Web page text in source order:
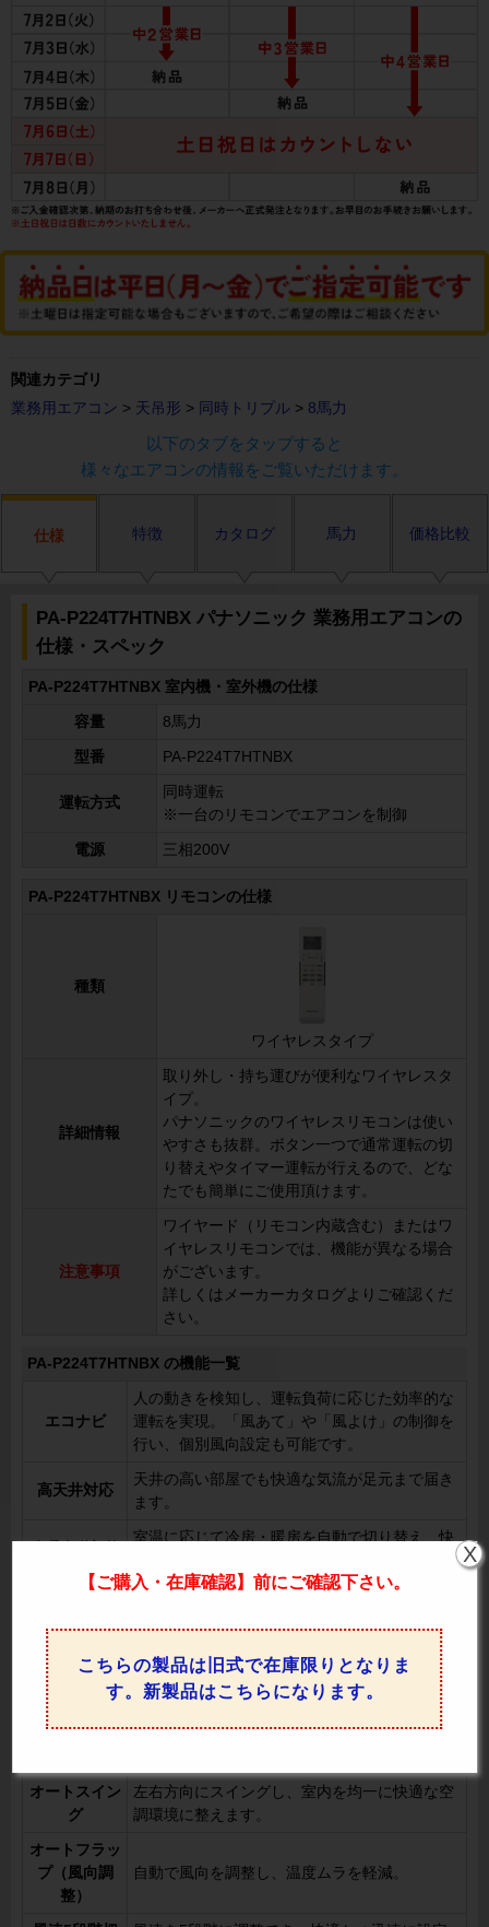
関連カテゴリ
業務用エアコン > 天吊形 > 同時トリプル > 8馬力
以下のタブをタップすると
様々なエアコンの情報をご覧いただけます。
仕様 特徴 カタログ 馬力 価格比較
PA-P224T7HTNBX パナソニック 業務用エアコンの
仕様・スペック
PA-P224T7HTNBX 室内機・室外機の仕様
容量 8馬力
型番 PA-P224T7HTNBX
運転方式
同時運転
※一台のリモコンでエアコンを制御
電源 三相200V
PA-P224T7HTNBX リモコンの仕様
種類
ワイヤレスタイプ
詳細情報
取り外し・持ち運びが便利なワイヤレスタ
イプ。
パナソニックのワイヤレスリモコンは使い
やすさも抜群。ボタン一つで通常運転の切
り替えやタイマー運転が行えるので、どな
たでも簡単にご使用頂けます。
注意事項
ワイヤード（リモコン内蔵含む）またはワ
イヤレスリモコンでは、機能が異なる場合
がございます。
詳しくはメーカーカタログよりご確認くだ
さい。
PA-P224T7HTNBX の機能一覧
エコナビ
人の動きを検知し、運転負荷に応じた効率的な
運転を実現。「風あて」や「風よけ」の制御を
行い、個別風向設定も可能です。
高天井対応
天井の高い部屋でも快適な気流が足元まで届き
ます。
室温に応じて冷房・暖房を自動で切り替え、快
暖房優先（ホ
現。
年間冷房
（-15°C）
外気温-15°Cまで対応し、寒冷地域でも冷房運
転が可能。
室温を一定に保ちながら、効果的に除湿運転を
オートスイン
グ
左右方向にスイングし、室内を均一に快適な空
調環境に整えます。
オートフラッ
プ（風向調
整）
自動で風向を調整し、温度ムラを軽減。
【ご購入・在庫確認】前にご確認下さい。
こちらの製品は旧式で在庫限りとなりま
す。新製品はこちらになります。
X